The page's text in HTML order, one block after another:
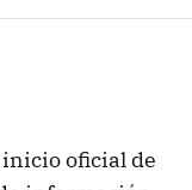
oficial de